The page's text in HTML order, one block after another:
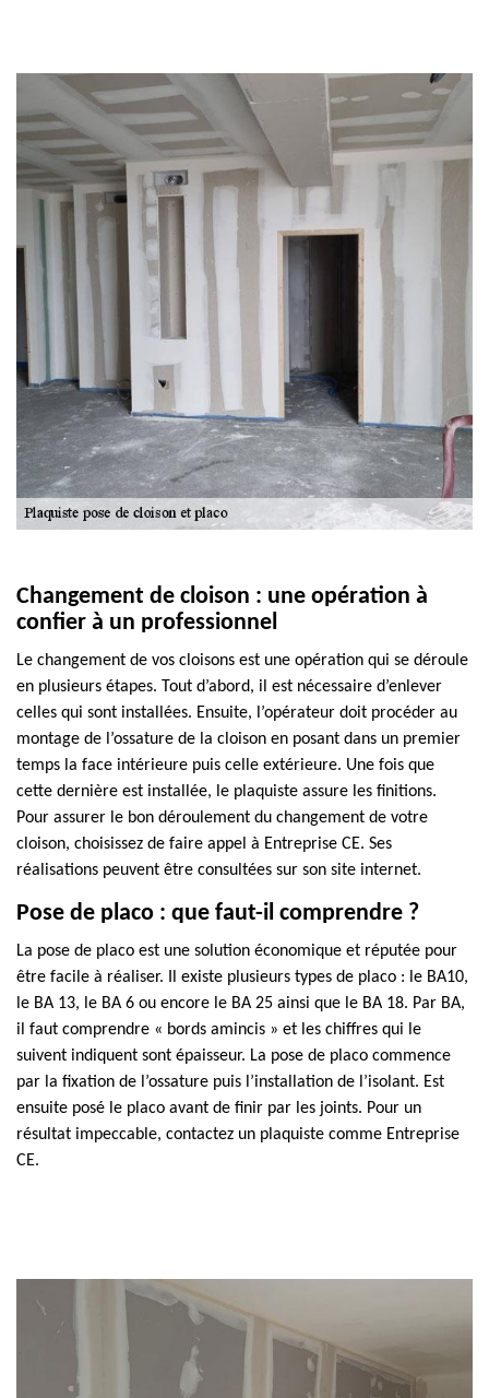
Changement de cloison : une opération à
confier à un professionnel
Le changement de vos cloisons est une opération qui se déroule
en plusieurs étapes. Tout d’abord, il est nécessaire d’enlever
celles qui sont installées. Ensuite, l’opérateur doit procéder au
montage de l’ossature de la cloison en posant dans un premier
temps la face intérieure puis celle extérieure. Une fois que
cette dernière est installée, le plaquiste assure les finitions.
Pour assurer le bon déroulement du changement de votre
cloison, choisissez de faire appel à Entreprise CE. Ses
réalisations peuvent être consultées sur son site internet.
Pose de placo : que faut-il comprendre ?
La pose de placo est une solution économique et réputée pour
être facile à réaliser. Il existe plusieurs types de placo : le BA10,
le BA 13, le BA 6 ou encore le BA 25 ainsi que le BA 18. Par BA,
il faut comprendre « bords amincis » et les chiffres qui le
suivent indiquent sont épaisseur. La pose de placo commence
par la fixation de l’ossature puis l’installation de l’isolant. Est
ensuite posé le placo avant de finir par les joints. Pour un
résultat impeccable, contactez un plaquiste comme Entreprise
CE.